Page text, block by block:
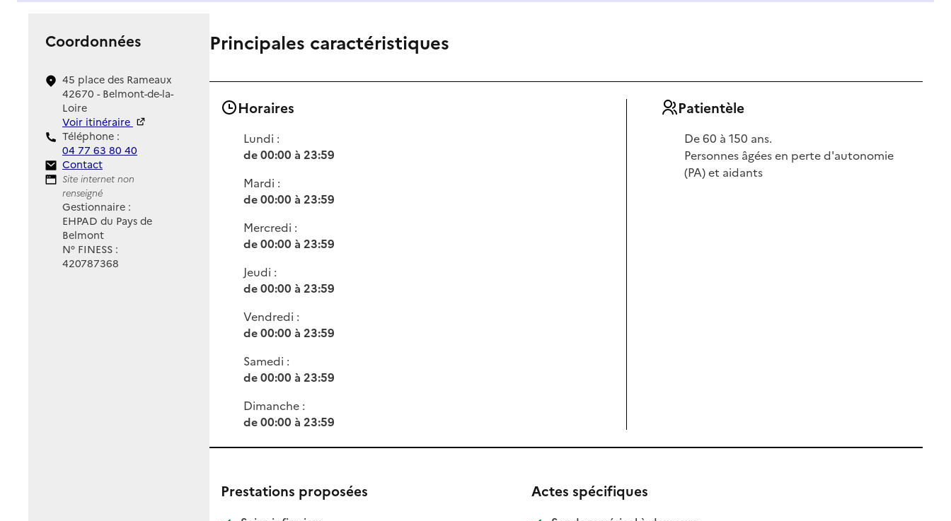
Coordonnées
45 place des Rameaux
42670 - Belmont-de-la-
Loire
Voir itinéraire
Téléphone :
04 77 63 80 40
Contact
Contact
Site Internet
Site internet non
renseigné
Gestionnaire :
EHPAD du Pays de
Belmont
N° FINESS :
420787368
Principales caractéristiques
Horaires
Lundi :
de 00:00 à 23:59
Mardi :
de 00:00 à 23:59
Mercredi :
de 00:00 à 23:59
Jeudi :
de 00:00 à 23:59
Vendredi :
de 00:00 à 23:59
Samedi :
de 00:00 à 23:59
Dimanche :
de 00:00 à 23:59
Patientèle
De 60 à 150 ans.
Personnes âgées en perte d'autonomie
(PA) et aidants
Prestations proposées Actes spécifiques